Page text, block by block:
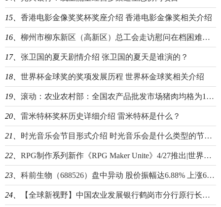
15、 香港电影金像奖奖杯奖座介绍 香港电影金像奖相关介绍
16、 柳州市柳东新区（高新区）总工会走访慰问在档困难职工
17、 张卫国的夏天剧情介绍 张卫国的夏天是谁演的？
18、 世界杯金球奖的奖项发展历程 世界杯金球奖相关介绍
19、 滚动：农业农村部：全国农产品批发市场猪肉均格为19.64元/公斤，比昨天上升1.5％
20、 雷米特杯奖杯历史详细介绍 雷米特杯是什么？
21、 时光音乐会节目形式介绍 时光音乐会是什么类型的节目？
22、 RPG制作系列新作《RPG Maker Unite》4/27推出|世界热资讯
23、 科前生物（688526）盘中异动 股价振幅达6.88% 上涨6.67%（04-26） 世界独家
24、 【全球新视野】中国农业发展银行鹤岗市分行原行长李言林接受审查调查